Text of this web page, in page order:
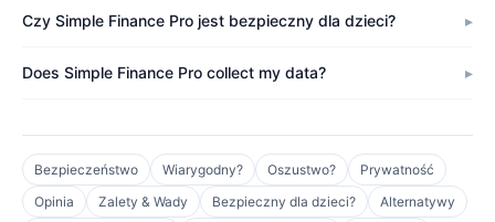
Czy Simple Finance Pro jest bezpieczny dla dzieci?
Does Simple Finance Pro collect my data?
Bezpieczeństwo Wiarygodny? Oszustwo?
Prywatność
Opinia
Zalety & Wady Bezpieczny dla dzieci?
Alternatywy